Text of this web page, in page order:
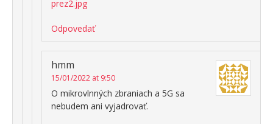
prez2.jpg
Odpovedať
hmm
15/01/2022 at 9:50
O mikrovlnných zbraniach a 5G sa
nebudem ani vyjadrovať.